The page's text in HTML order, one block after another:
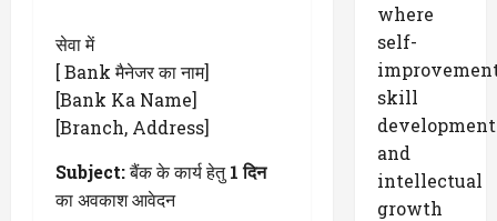
सेवा में
[ Bank मैनेजर का नाम]
[Bank Ka Name]
[Branch, Address]
Subject:बैंक के कार्य हेतु1 दिन
का अवकाश आवेदन
where
self-
skill
development
and
intellectual
growth